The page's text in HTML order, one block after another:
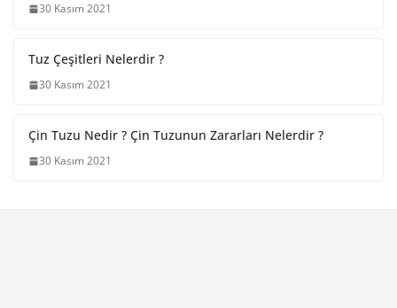
30 Kasım 2021
Tuz Çeşitleri Nelerdir ?
30 Kasım 2021
Çin Tuzu Nedir ? Çin Tuzunun Zararları Nelerdir ?
30 Kasım 2021